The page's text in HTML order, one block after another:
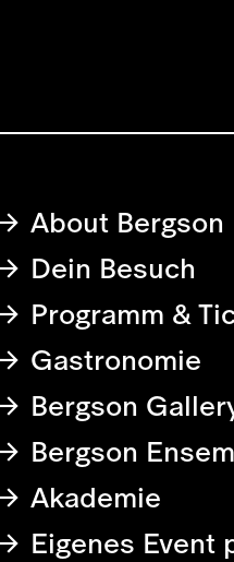
About Bergson
Dein Besuch
Programm &
Gastronomie
Bergson
Bergson
Akademie
Eigenes Event